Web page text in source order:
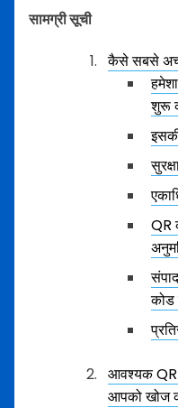
सामग्री सूची
कैसे सबसे
शुरू
QR
कोड
आवश्यक QR
आपको खोज